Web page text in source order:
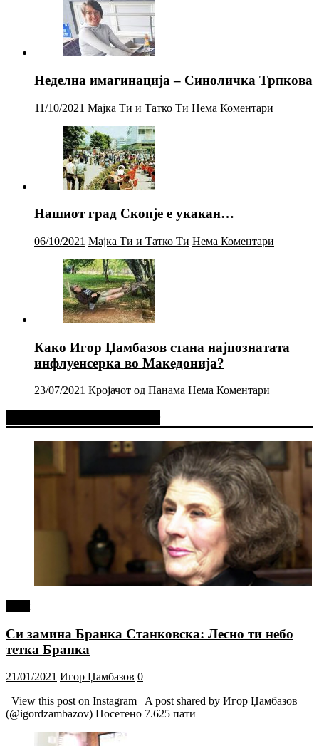
Неделна имагинација – Синоличка Трпкова
11/10/2021 Мајка Ти и Татко Ти Нема Коментари
Нашиот град Скопје е укакан…
06/10/2021 Мајка Ти и Татко Ти Нема Коментари
Како Игор Џамбазов стана најпознатата
инфлуенсерка во Македонија?
23/07/2021 Кројачот од Панама Нема Коментари
Си замина Бранка Станковска: Лесно ти небо
тетка Бранка
21/01/2021 Игор Џамбазов 0
View this post on Instagram A post shared by Игор Џамбазов
(@igordzambazov) Посетено 7.625 пати